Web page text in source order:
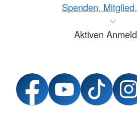
Spenden,
Aktiven